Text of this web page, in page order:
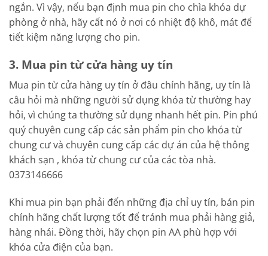
ngắn. Vì vậy, nếu bạn định mua pin cho chìa khóa dự
phòng ở nhà, hãy cất nó ở nơi có nhiệt độ khô, mát để
tiết kiệm năng lượng cho pin.
3. Mua pin từ cửa hàng uy tín
Mua pin từ cửa hàng uy tín ở đâu chính hãng, uy tín là
câu hỏi mà những người sử dụng khóa từ thường hay
hỏi, vì chúng ta thường sử dụng nhanh hết pin. Pin phú
quý chuyên cung cấp các sản phẩm pin cho khóa từ
chung cư và chuyên cung cấp các dự án của hệ thông
khách sạn , khóa từ chung cư của các tòa nhà.
0373146666
Khi mua pin bạn phải đến những địa chỉ uy tín, bán pin
chính hãng chất lượng tốt để tránh mua phải hàng giả,
hàng nhái. Đồng thời, hãy chọn pin AA phù hợp với
khóa cửa điện của bạn.